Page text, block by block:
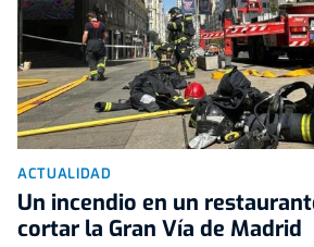
ACTUALIDAD
Un incendio en un
cortar la Gran Vía de Madrid